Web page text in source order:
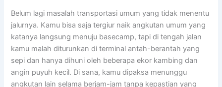
Belum lagi masalah transportasi umum yang tidak menentu
jalurnya. Kamu bisa saja tergiur naik angkutan umum yang
katanya langsung menuju basecamp, tapi di tengah jalan
kamu malah diturunkan di terminal antah-berantah yang
sepi dan hanya dihuni oleh beberapa ekor kambing dan
angin puyuh kecil. Di sana, kamu dipaksa menunggu
angkutan lain selama berjam-jam tanpa kepastian yang